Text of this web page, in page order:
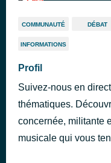
Pipeline
The Beatles vs.
Black Gloves
LANE
COMMUNAUTÉ DÉBAT
INFORMATIONS
Profil
Suivez-nous en
thématiques.
concernée, militante
musicale qui vous